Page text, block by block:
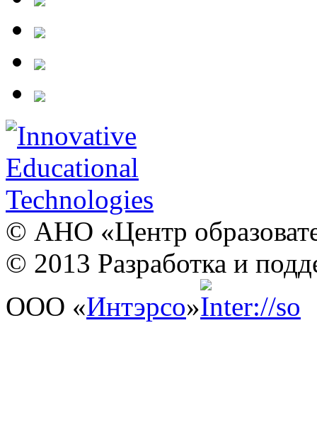
© АНО «Центр
© 2013 Разработка и
ООО «Интэрсо»